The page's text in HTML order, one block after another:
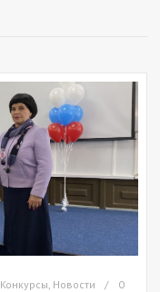
Конкурсы, Новости
0